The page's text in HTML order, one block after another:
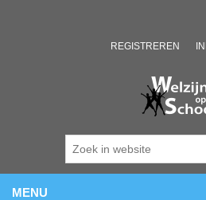
REGISTREREN
MENU